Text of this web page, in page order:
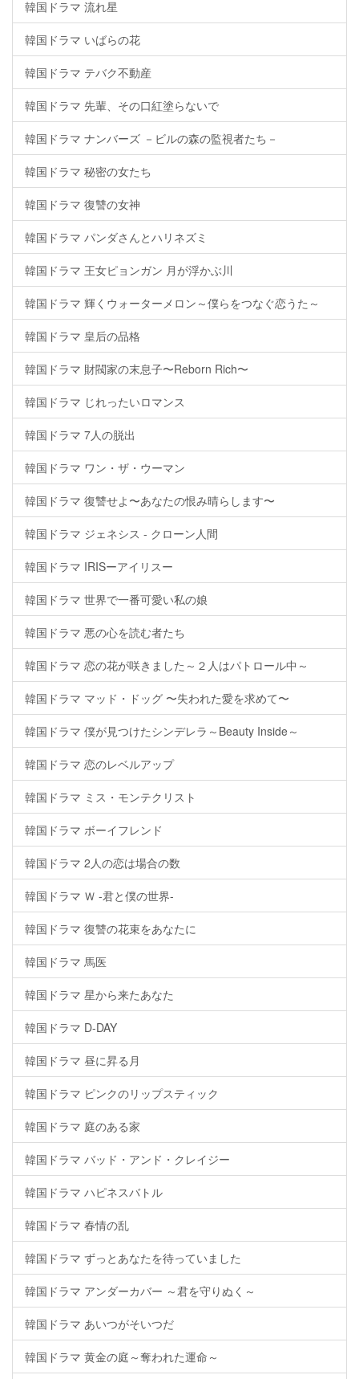
韓国ドラマ 流れ星
韓国ドラマ いばらの花
韓国ドラマ テバク不動産
韓国ドラマ 先輩、その口紅塗らないで
韓国ドラマ ナンバーズ －ビルの森の監視者たち－
韓国ドラマ 秘密の女たち
韓国ドラマ 復讐の女神
韓国ドラマ パンダさんとハリネズミ
韓国ドラマ 王女ピョンガン 月が浮かぶ川
韓国ドラマ 輝くウォーターメロン～僕らをつなぐ恋うた～
韓国ドラマ 皇后の品格
韓国ドラマ 財閥家の末息子〜Reborn Rich〜
韓国ドラマ じれったいロマンス
韓国ドラマ 7人の脱出
韓国ドラマ ワン・ザ・ウーマン
韓国ドラマ 復讐せよ〜あなたの恨み晴らします〜
韓国ドラマ ジェネシス - クローン人間
韓国ドラマ IRISーアイリスー
韓国ドラマ 世界で一番可愛い私の娘
韓国ドラマ 悪の心を読む者たち
韓国ドラマ 恋の花が咲きました～２人はパトロール中～
韓国ドラマ マッド・ドッグ 〜失われた愛を求めて〜
韓国ドラマ 僕が見つけたシンデレラ～Beauty Inside～
韓国ドラマ 恋のレベルアップ
韓国ドラマ ミス・モンテクリスト
韓国ドラマ ボーイフレンド
韓国ドラマ 2人の恋は場合の数
韓国ドラマ Ｗ -君と僕の世界-
韓国ドラマ 復讐の花束をあなたに
韓国ドラマ 馬医
韓国ドラマ 星から来たあなた
韓国ドラマ D-DAY
韓国ドラマ 昼に昇る月
韓国ドラマ ピンクのリップスティック
韓国ドラマ 庭のある家
韓国ドラマ バッド・アンド・クレイジー
韓国ドラマ ハピネスバトル
韓国ドラマ 春情の乱
韓国ドラマ ずっとあなたを待っていました
韓国ドラマ アンダーカバー ～君を守りぬく～
韓国ドラマ あいつがそいつだ
韓国ドラマ 黄金の庭～奪われた運命～